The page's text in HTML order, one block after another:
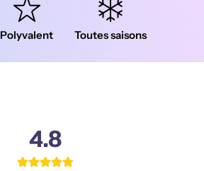
Polyvalent Toutes saisons
4.8